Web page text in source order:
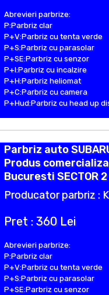
Abrevieri parbrize:
P:Parbriz clar
P+V:Parbriz cu tenta verde
P+S:Parbriz cu parasolar
P+SE:Parbriz cu senzor
P+I:Parbriz cu incalzire
P+H:Parbriz heliomat
P+C:Parbriz cu camera
P+Hud:Parbriz cu head up
Parbriz auto
Produs
Bucuresti SECTOR
Producator parbriz :
Pret : 360 Lei
Abrevieri parbrize:
P:Parbriz clar
P+V:Parbriz cu tenta verde
P+S:Parbriz cu parasolar
P+SE:Parbriz cu senzor